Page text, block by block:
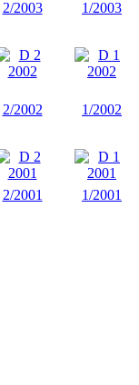
2/2003
1/2003
2/2002
1/2002
2/2001 1/2001